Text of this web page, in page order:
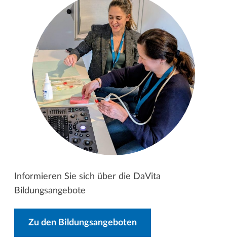
Informieren Sie sich über die DaVita
Bildungsangebote
Zu den Bildungsangeboten